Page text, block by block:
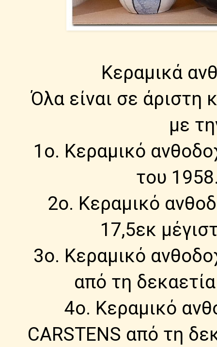
Κεραμικά
Όλα είναι σε άριστη
με
1ο. Κεραμικό
του
2ο. Κεραμικό
17,5εκ
3ο. Κεραμικό
από τη
4ο. Κεραμικό
CARSTENS από τη